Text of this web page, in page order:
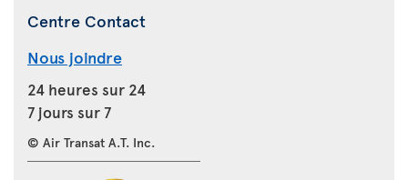
Centre Contact
Nous joindre
24 heures sur 24
7 jours sur 7
© Air Transat A.T. Inc.